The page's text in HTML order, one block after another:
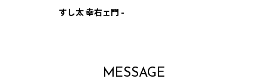
すし太 幸右ェ門 -
MESSAGE